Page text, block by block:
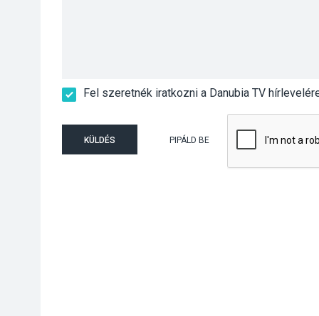
Fel szeretnék iratkozni a Danubia TV
KÜLDÉS PIPÁLD BE